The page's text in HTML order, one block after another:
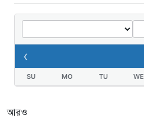
‹
SU MO TU WE
আরও